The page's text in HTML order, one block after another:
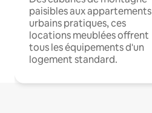
paisibles aux appartements
urbains pratiques, ces
locations meublées offrent
tous les équipements d'un
logement standard.